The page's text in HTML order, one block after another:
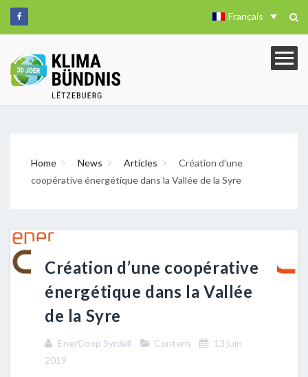
Français
Home News Articles
Création d’une
coopérative énergétique dans la Vallée de la Syre
Création d’une coopérative
énergétique dans la Vallée
de la Syre
EnerCoop Syrdall Contern
13 juin
2019